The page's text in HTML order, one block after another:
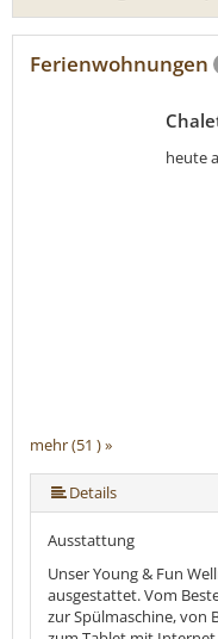
Ferienwohnungen
mehr (51 ) »
mehr (51 ) »
mehr (51 ) »
mehr (51 ) »
mehr (51 ) »
mehr (51 ) »
mehr (51 ) »
mehr (51 ) »
mehr (51 ) »
mehr (51 ) »
mehr (51 ) »
mehr (51 ) »
mehr (51 ) »
mehr (51 ) »
mehr (51 ) »
mehr (51 ) »
mehr (51 ) »
mehr (51 ) »
mehr (51 ) »
mehr (51 ) »
mehr (51 ) »
mehr (51 ) »
mehr (51 ) »
mehr (51 ) »
mehr (51 ) »
mehr (51 ) »
mehr (51 ) »
mehr (51 ) »
mehr (51 ) »
mehr (51 ) »
mehr (51 ) »
mehr (51 ) »
mehr (51 ) »
mehr (51 ) »
mehr (51 ) »
mehr (51 ) »
mehr (51 ) »
mehr (51 ) »
mehr (51 ) »
mehr (51 ) »
mehr (51 ) »
mehr (51 ) »
mehr (51 ) »
mehr (51 ) »
mehr (51 ) »
mehr (51 ) »
mehr (51 ) »
mehr (51 ) »
heute
Details
Ausstattung
Unser Young & Fun
ausgestattet. Vom
zur Spülmaschine, von